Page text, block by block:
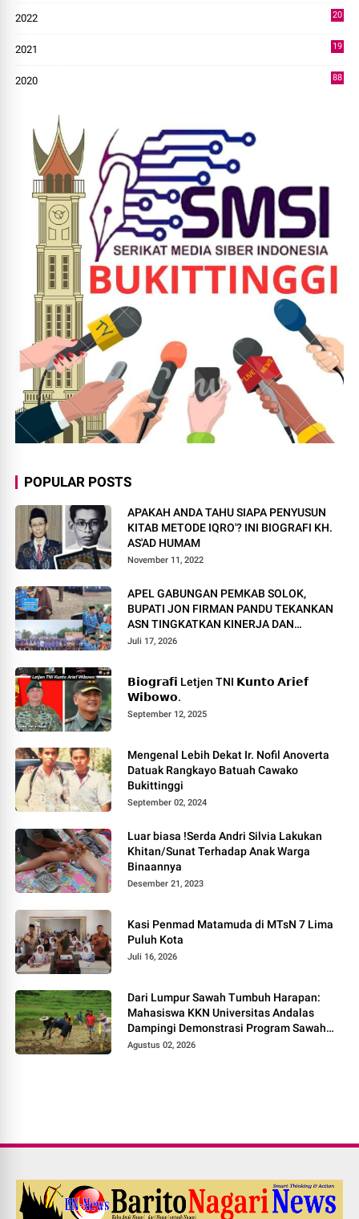
2022
20
2021
19
2020
88
POPULAR POSTS
APAKAH ANDA TAHU SIAPA PENYUSUN
KITAB METODE IQRO'? INI BIOGRAFI KH.
AS'AD HUMAM
November 11, 2022
APEL GABUNGAN PEMKAB SOLOK,
BUPATI JON FIRMAN PANDU TEKANKAN
ASN TINGKATKAN KINERJA DAN
PELAYANAN MASYARAKAT.
Juli 17, 2026
𝗕𝗶𝗼𝗴𝗿𝗮𝗳𝗶 Letjen TNI 𝗞𝘂𝗻𝘁𝗼 𝗔𝗿𝗶𝗲𝗳
𝗪𝗶𝗯𝗼𝘄𝗼.
September 12, 2025
Mengenal Lebih Dekat Ir. Nofil Anoverta
Datuak Rangkayo Batuah Cawako
Bukittinggi
September 02, 2024
Luar biasa !Serda Andri Silvia Lakukan
Khitan/Sunat Terhadap Anak Warga
Binaannya
Desember 21, 2023
Kasi Penmad Matamuda di MTsN 7 Lima
Puluh Kota
Juli 16, 2026
Dari Lumpur Sawah Tumbuh Harapan:
Mahasiswa KKN Universitas Andalas
Dampingi Demonstrasi Program Sawah
Pokok Murah di Jorong Bayua
Agustus 02, 2026